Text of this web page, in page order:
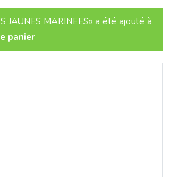
JAUNES MARINEES» a été ajouté à
panier